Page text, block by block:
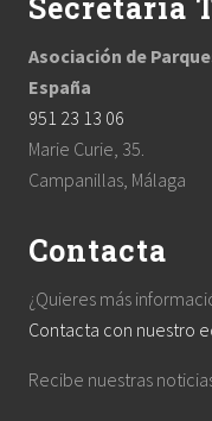
Secretaria
Asociación de
España
951 23 13 06
Marie Curie, 35.
Campanillas, Málaga
Contacta
¿Quieres más
Contacta con nuestro
Recibe nuestras